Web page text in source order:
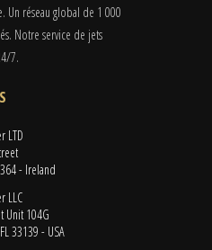
Un réseau global de 1 000
Notre service de jets
7.
LTD
- Ireland
LLC
Unit 104G
33139 - USA